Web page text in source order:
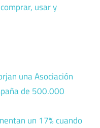
usar y
una Asociación
de 500.000
un 17% cuando